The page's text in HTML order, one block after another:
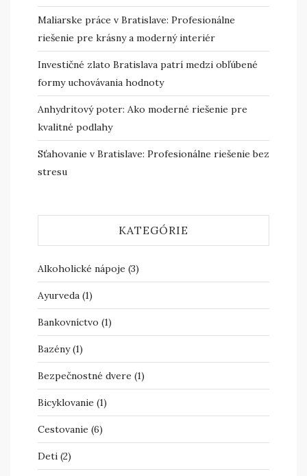
Maliarske práce v Bratislave: Profesionálne
riešenie pre krásny a moderný interiér
Investičné zlato Bratislava patrí medzi obľúbené
formy uchovávania hodnoty
Anhydritový poter: Ako moderné riešenie pre
kvalitné podlahy
Sťahovanie v Bratislave: Profesionálne riešenie bez
stresu
KATEGÓRIE
Alkoholické nápoje (3)
Ayurveda (1)
Bankovníctvo (1)
Bazény(1)
Bezpečnostné dvere (1)
Bicyklovanie (1)
Cestovanie (6)
Deti (2)